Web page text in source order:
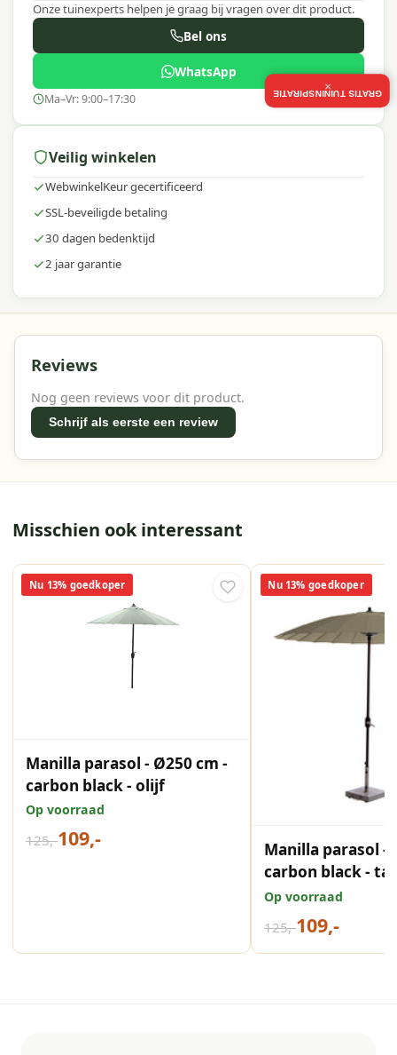
Onze tuinexperts helpen je graag bij vragen over dit product.
Bel ons
WhatsApp
Ma–Vr: 9:00–17:30
Veilig winkelen
WebwinkelKeur gecertificeerd
SSL-beveiligde betaling
30 dagen bedenktijd
2 jaar garantie
Reviews
Nog geen reviews voor dit product.
Schrijf als eerste een review
Misschien ook interessant
Nu 13% goedkoper
Manilla parasol - Ø250 cm -
carbon black - olijf
Op voorraad
125,-109,-
Nu 13% goedkoper
Manilla parasol -
carbon black -
Op voorraad
125,-109,-
GRATIS TUININSPIRATIE
×